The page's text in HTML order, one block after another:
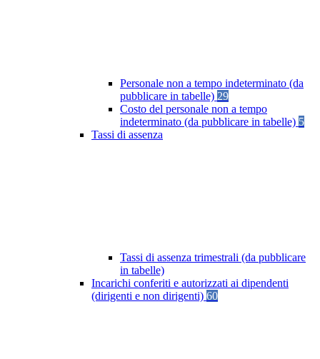
Personale non a tempo indeterminato (da
pubblicare in tabelle) 29
Costo del personale non a tempo
indeterminato (da pubblicare in tabelle) 5
Tassi di assenza
Tassi di assenza trimestrali (da pubblicare
in tabelle)
Incarichi conferiti e autorizzati ai dipendenti
(dirigenti e non dirigenti) 60